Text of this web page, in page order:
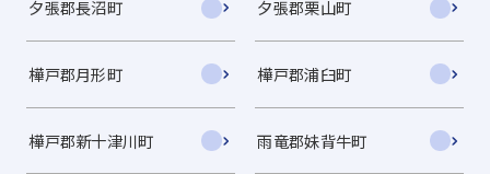
夕張郡長沼町 夕張郡栗山町
樺戸郡月形町 樺戸郡浦臼町
樺戸郡新十津川町 雨竜郡妹背牛町